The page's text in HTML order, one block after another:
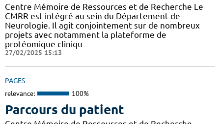
Centre Mémoire de Ressources et de Recherche Le
CMRR est intégré au sein du Département de
Neurologie. Il agit conjointement sur de nombreux
projets avec notamment la plateforme de
protéomique cliniqu
27/02/2025 15:13
PAGES
relevance: 100%
Parcours du patient